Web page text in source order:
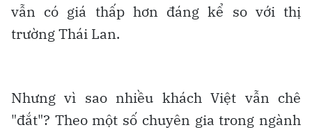
vẫn có giá thấp hơn đáng kể so với thị
trường Thái Lan.
Nhưng vì sao nhiều khách Việt vẫn chê
"đắt"? Theo một số chuyên gia trong ngành